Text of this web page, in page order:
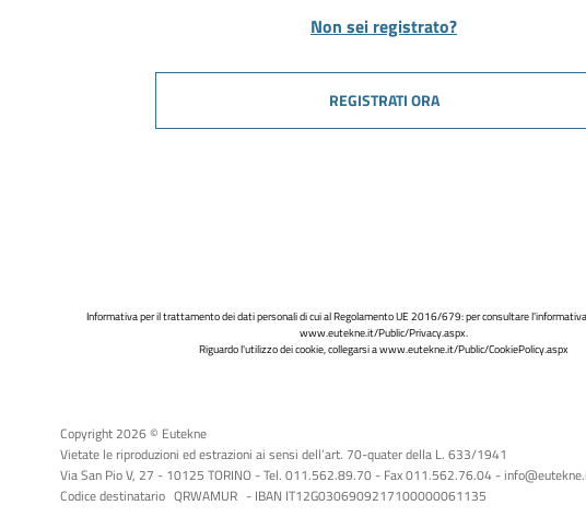
Non sei registrato?
REGISTRATI ORA
Informativa per il trattamento dei dati personali di cui al Regolamento UE 2016/679: per consultare
www.eutekne.it/Public/Privacy.aspx.
Riguardo l'utilizzo dei cookie, collegarsi awww.eutekne.it/Public/CookiePolicy.aspx
Copyright 2026 © Eutekne
Vietate le riproduzioni ed estrazioni ai sensi dell’art. 70-quater della L. 633/1941
Via San Pio V, 27 - 10125 TORINO - Tel. 011.562.89.70 - Fax 011.562.76.04 -
Codice destinatario QRWAMUR - IBAN IT12G0306909217100000061135